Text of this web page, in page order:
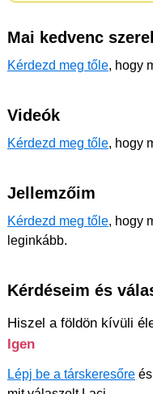
Mai kedvenc
Kérdezd meg tőle, hogy
Videók
Kérdezd meg tőle, hogy
Jellemzőim
Kérdezd meg tőle, hogy
leginkább.
Kérdéseim és
Hiszel a földön kívüli
Igen
Lépj be a társkeresőre